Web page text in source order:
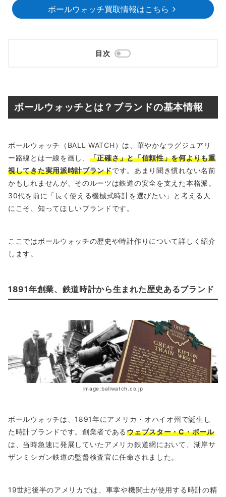
ボールウォッチ買取情報はこちら
目次
ボールウォッチとは？ブランドの基本情報
ボールウォッチ（BALL WATCH）は、華やかなラグジュアリ
ー路線とは一線を画し、 「正確さ」と「信頼性」を何よりも重
視してきた実用派時計ブランドです。あまり聞き慣れない名前
かもしれませんが、そのルーツは鉄道の安全を支えた本格派。
30代を前に「長く使える機械式時計を選びたい」と考える人
にこそ、知ってほしいブランドです。
ここではボールウォッチの歴史や時計作りについて詳しく紹介
します。
1891年創業、鉄道時計から生まれた歴史あるブランド
image:ballwatch.co.jp
ボールウォッチは、1891年にアメリカ・オハイオ州で誕生し
た時計ブランドです。創業者であるウェブスター・C・ボール
は、当時急速に発展していたアメリカ鉄道網において、湖岸サ
ザンミシガン鉄道の監督検査官に任命されました。
19世紀後半のアメリカでは、車掌や機関士が使用する時計の精